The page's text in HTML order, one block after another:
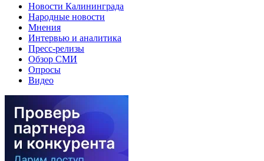
Новости Калининграда
Народные новости
Мнения
Интервью и аналитика
Пресс-релизы
Обзор СМИ
Опросы
Видео